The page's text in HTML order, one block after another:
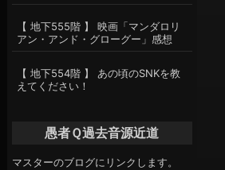
【 地下555階 】 映画「マンダロリ
アン・アンド・グローグー」感想
【 地下554階 】 あの頃のSNKを教
えてください！
愚者Ｑ過去音源近道
マスターのブログにリンクします。